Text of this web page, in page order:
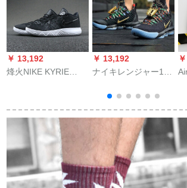
￥ 13,192
烽火NIKE KYRIE
1935-001煙台QY 2倉
￥ 13,192
ナイキレンジャー16
ムズ16戦靴黒人月男
バカズ全星王座CI
1517-043
す